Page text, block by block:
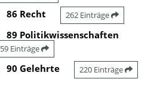
86 Recht 262 Einträge
89 Politikwissenschaften
59 Einträge
90 Gelehrte 220 Einträge